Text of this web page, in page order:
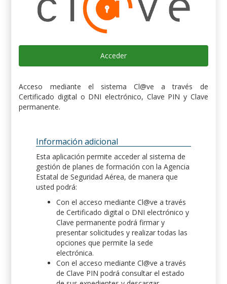
Acceder
Acceso mediante el sistema Cl@ve a través de
Certificado digital o DNI electrónico, Clave PIN y Clave
permanente.
Información adicional
Esta aplicación permite acceder al sistema de
gestión de planes de formación con la Agencia
Estatal de Seguridad Aérea, de manera que
usted podrá:
Con el acceso mediante Cl@ve a través
de Certificado digital o DNI electrónico y
Clave permanente podrá firmar y
presentar solicitudes y realizar todas las
opciones que permite la sede
electrónica.
Con el acceso mediante Cl@ve a través
de Clave PIN podrá consultar el estado